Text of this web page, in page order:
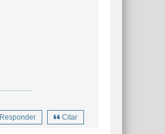
Responder Citar